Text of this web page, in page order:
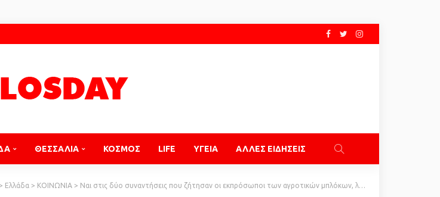
ΘΕΣΣΑΛΙΑ ΚΟΣΜΟΣ LIFE ΥΓΕΙΑ ΑΛΛΕΣ ΕΙΔΗΣΕΙΣ
Ελλάδα > ΚΟΙΝΩΝΙΑ > Ναι στις δύο συναντήσεις που ζήτησαν οι εκπρόσωποι των αγροτικών μπλόκων, λέει η κυβέρνηση